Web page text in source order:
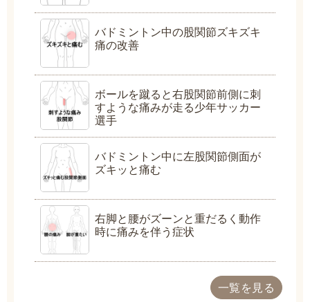
バドミントン中の股関節ズキズキ
痛の改善
ボールを蹴ると右股関節前側に刺
すような痛みが走る少年サッカー
選手
バドミントン中に左股関節側面が
ズキッと痛む
右脚と腰がズーンと重だるく動作
時に痛みを伴う症状
一覧を見る